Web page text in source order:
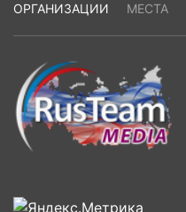
ОРГАНИЗАЦИИ
МЕСТА